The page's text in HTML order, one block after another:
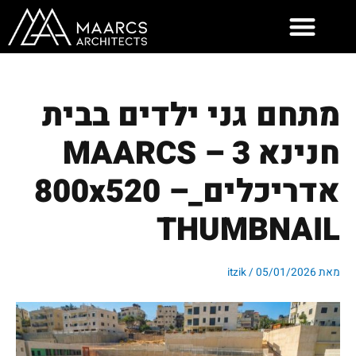
מתחם גני ילדים בבית
חנינא 3 – MAARCS
אדריכלים_800x520 –
THUMBNAIL
מאת itzik/ 05/01/2026